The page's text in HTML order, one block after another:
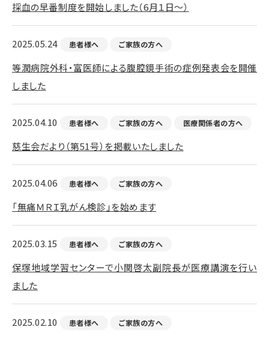
採血の早番制度を開始しました（6月１日～）
2025.05.24 患者様へ ご家族の方へ
等潤病院外科・富医師による腹腔鏡手術の症例発表会を開催
しました
2025.04.10 患者様へ ご家族の方へ 医療関係者の方へ
慈生会だより（第51号）を掲載いたしました
2025.04.06 患者様へ ご家族の方へ
「無痛ＭＲＩ乳がん検診」を始めます
2025.03.15 患者様へ ご家族の方へ
保塚地域学習センターで小関啓太副院長が医療講演を行い
ました
2025.02.10 患者様へ ご家族の方へ